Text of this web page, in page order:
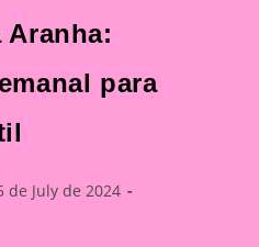
Aranha:
para
de July de 2024